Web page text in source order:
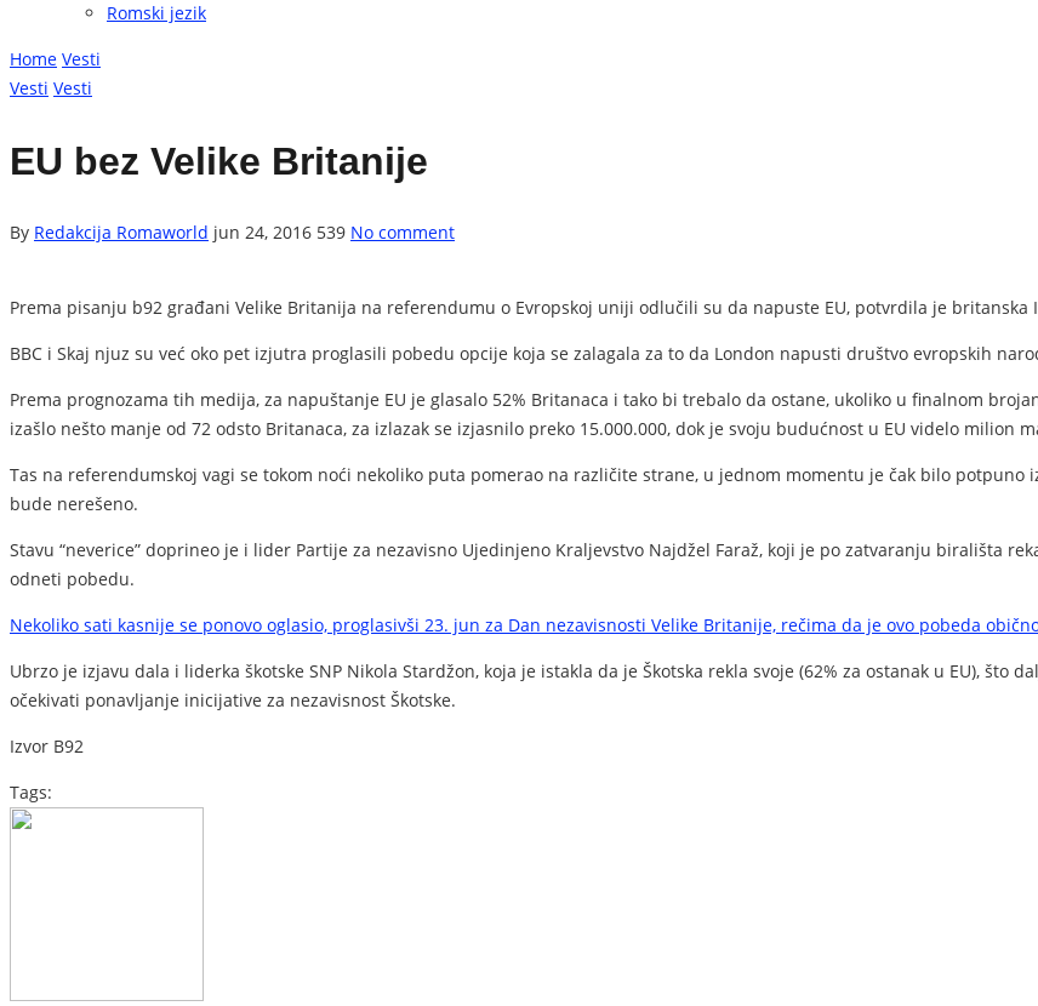
Romski jezik
Home Vesti
Vesti Vesti
EU bez Velike Britanije
By Redakcija Romaworld jun 24, 2016 539 No comment
Prema pisanju b92 građani Velike Britanija na referendumu o Evropskoj uniji odlučili su da napuste EU, potvrdila je britanska
BBC i Skaj njuz su već oko pet izjutra proglasili pobedu opcije koja se zalagala za to da London napusti društvo evropskih
Prema prognozama tih medija, za napuštanje EU je glasalo 52% Britanaca i tako bi trebalo da ostane, ukoliko u finalnom
izašlo nešto manje od 72 odsto Britanaca, za izlazak se izjasnilo preko 15.000.000, dok je svoju budućnost u EU videlo milion
Tas na referendumskoj vagi se tokom noći nekoliko puta pomerao na različite strane, u jednom momentu je čak bilo
bude nerešeno.
Stavu “neverice” doprineo je i lider Partije za nezavisno Ujedinjeno Kraljevstvo Najdžel Faraž, koji je po zatvaranju birališta
odneti pobedu.
Nekoliko sati kasnije se ponovo oglasio, proglasivši 23. jun za Dan nezavisnosti Velike Britanije, rečima da je ovo pobeda
Ubrzo je izjavu dala i liderka škotske SNP Nikola Stardžon, koja je istakla da je Škotska rekla svoje (62% za ostanak u EU),
očekivati ponavljanje inicijative za nezavisnost Škotske.
Izvor B92
Tags: